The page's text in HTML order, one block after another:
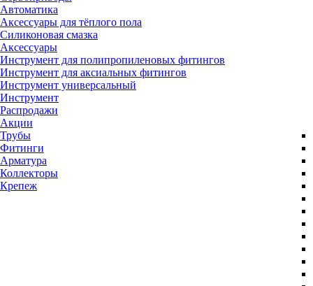
Автоматика
Аксессуары для тёплого пола
Силиконовая смазка
Аксессуары
Инструмент для полипропиленовых фитингов
Инструмент для аксиальных фитингов
Инструмент универсальный
Инструмент
Распродажи
Акции
Трубы
Фитинги
Арматура
Коллекторы
Крепеж